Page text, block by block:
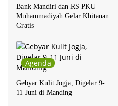
Bank Mandiri dan RS PKU
Muhammadiyah Gelar Khitanan
Gratis
Agenda
Gebyar Kulit Jogja, Digelar 9-
11 Juni di Manding